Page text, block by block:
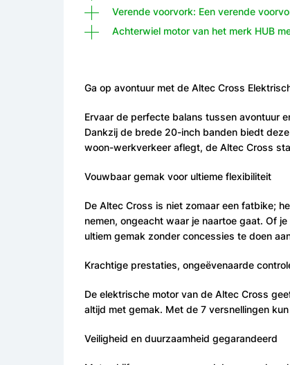
Verende voorvork: Een verende
Achterwiel motor van het merk HUB
Ga op avontuur met de Altec Cross
Ervaar de perfecte balans tussen avontuur
Dankzij de brede 20-inch banden biedt
woon-werkverkeer aflegt, de Altec Cross
Vouwbaar gemak voor ultieme flexibiliteit
De Altec Cross is niet zomaar een fatbike;
nemen, ongeacht waar je naartoe gaat. Of
ultiem gemak zonder concessies te doen
Krachtige prestaties, ongeëvenaarde
De elektrische motor van de Altec Cross
altijd met gemak. Met de 7 versnellingen
Veiligheid en duurzaamheid gegarandeerd